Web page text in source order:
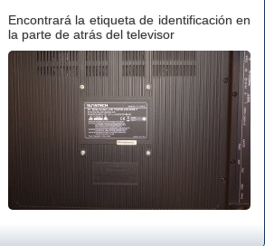
Encontrará la etiqueta de identificación en
la parte de atrás del televisor